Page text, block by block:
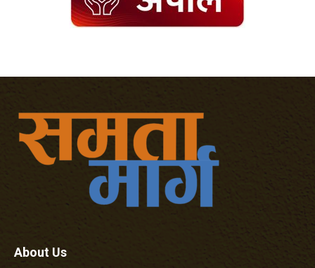
About Us